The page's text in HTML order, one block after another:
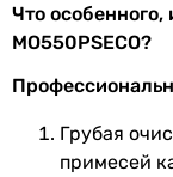
обратный осмос
обратный осмос
обратный осмос
Качество очистки
Особенности
Тип
картриджей
Что
MO550PSECO?
Грубая
примесей